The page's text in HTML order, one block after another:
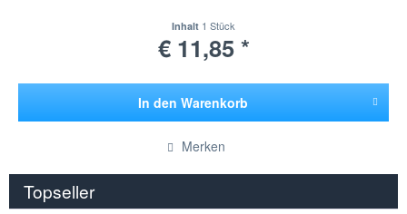
Inhalt 1 Stück
€ 11,85 *
In den Warenkorb
Hinzugefügt
Merken
Topseller